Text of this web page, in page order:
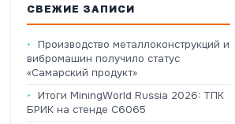
СВЕЖИЕ ЗАПИСИ
Производство металлоконструкций и
вибромашин получило статус
«Самарский продукт»
Итоги MiningWorld Russia 2026: ТПК
БРИК на стенде C6065